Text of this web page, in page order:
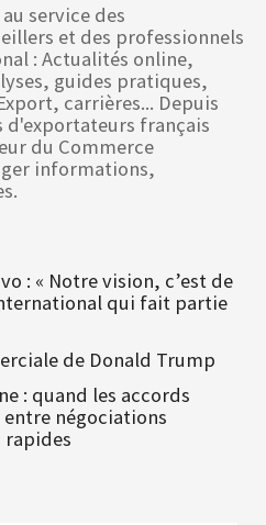
service des
et des professionnels
: Actualités online,
guides pratiques,
carrières... Depuis
d'exportateurs français
du Commerce
informations,
: « Notre vision, c’est de
qui fait partie
de Donald Trump
: quand les accords
négociations
rapides